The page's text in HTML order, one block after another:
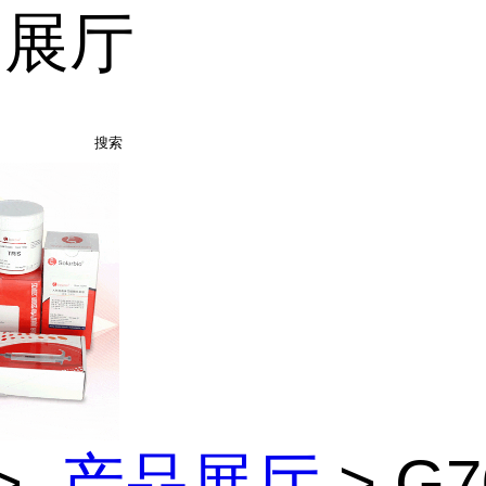
厅
搜索